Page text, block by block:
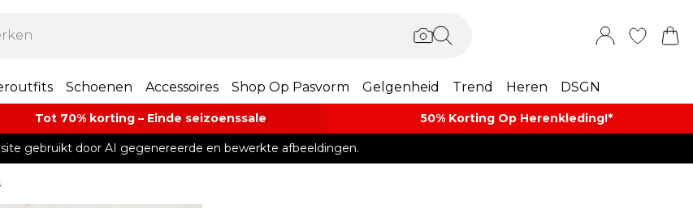
Schoenen Accessoires Shop Op Pasvorm Gelgenheid Trend Heren DSGN
Tot 70% korting – Einde seizoenssale 50% Korting Op Herenkleding​!*​
gebruikt door AI gegenereerde en bewerkte afbeeldingen.